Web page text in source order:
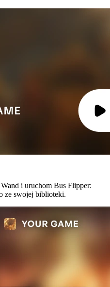
i uruchom Bus Flipper:
ze swojej biblioteki.